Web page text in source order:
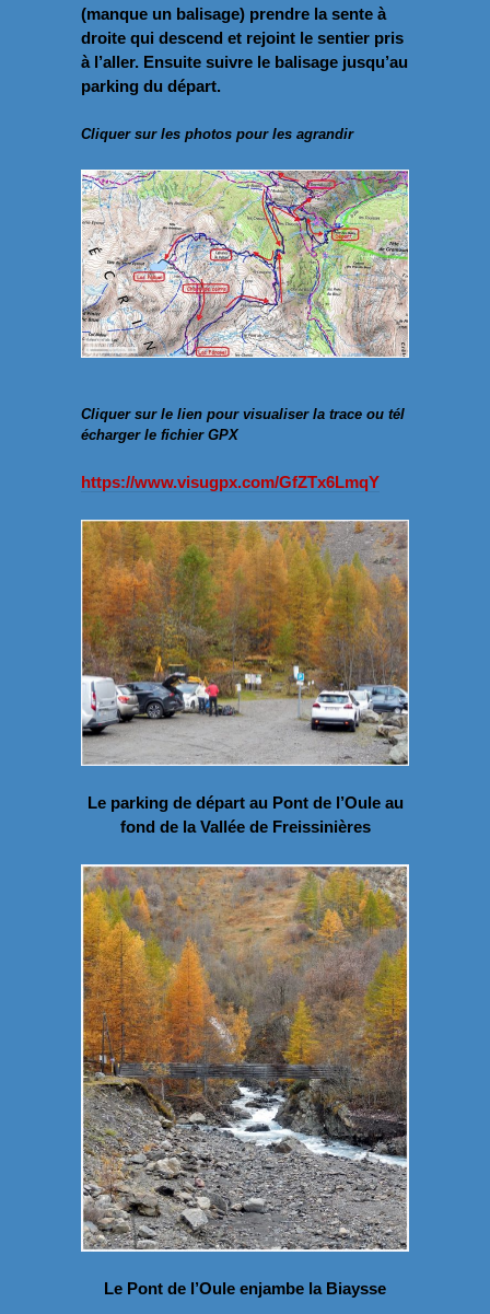
(manque un balisage) prendre la sente à
droite qui descend et rejoint le sentier pris
à l’aller. Ensuite suivre le balisage jusqu’au
parking du départ.
Cliquer sur les photos pour les agrandir
Cliquer sur le lien pour visualiser la trace ou tél
écharger le fichier GPX
https://www.visugpx.com/GfZTx6LmqY
Le parking de départ au Pont de l’Oule au
fond de la Vallée de Freissinières
Le Pont de l’Oule enjambe la Biaysse